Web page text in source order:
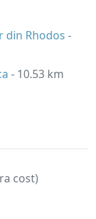
din Rhodos -
- 10.53 km
cost)